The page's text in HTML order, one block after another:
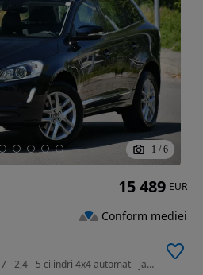
1 / 6
2400 cm3 • 215 CP • XC60 2017 - 2,4 - 5 cilindri 4x4 automat - jante - piele-panoramic
15 489 EUR
Conform mediei